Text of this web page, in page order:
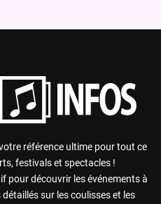
référence ultime pour tout ce
festivals et spectacles !
pour découvrir les événements à
sur les coulisses et les